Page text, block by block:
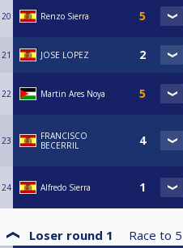
20 Renzo Sierra
21 JOSE LOPEZ
22 Martin Ares Noya
23
FRANCISCO
BECERRIL
24 Alfredo Sierra
Loser round 1 Race to 5